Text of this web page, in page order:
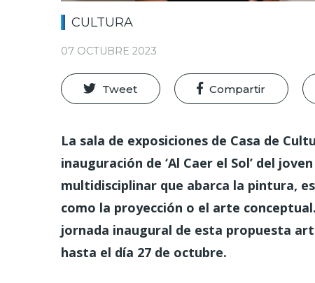
CULTURA
07 OCTUBRE 2023
Tweet Compartir
La sala de exposiciones de Casa de
inauguración de ‘Al Caer el Sol’ del
multidisciplinar que abarca la pintura,
como la proyección o el arte
jornada inaugural de esta propuesta
hasta el día 27 de octubre.